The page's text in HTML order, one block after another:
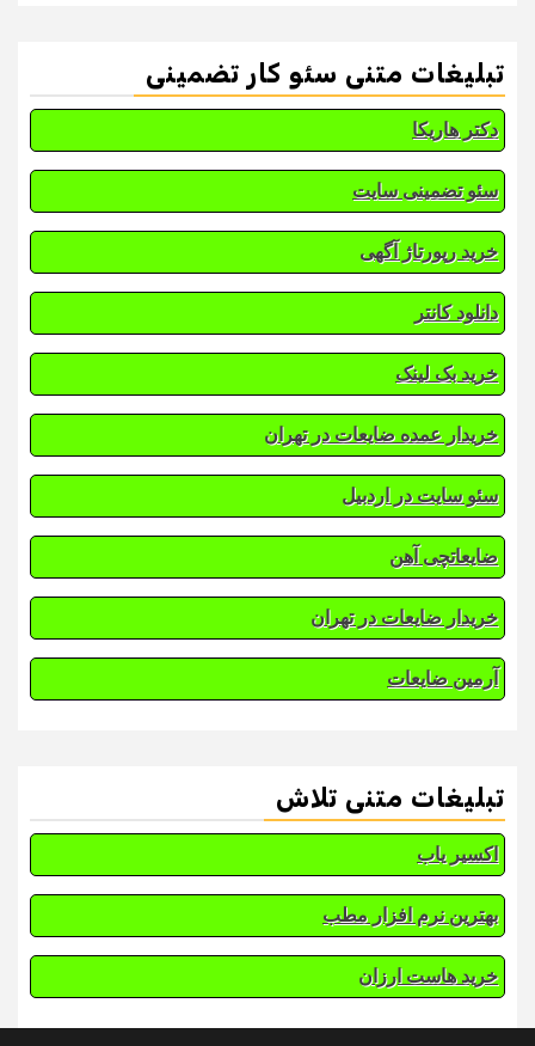
تبلیغات متنی سئو کار تضمینی
دکتر هاریکا
سئو تضمینی سایت
خرید رپورتاژ آگهی
دانلود کانتر
خرید بک لینک
خریدار عمده ضایعات در تهران
سئو سایت در اردبیل
ضایعاتچی آهن
خریدار ضایعات در تهران
آرمین ضایعات
تبلیغات متنی تلاش
اکسیر یاب
بهترین نرم افزار مطب
خرید هاست ارزان